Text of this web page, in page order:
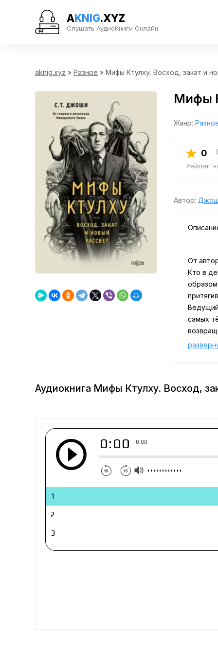
AKNIG.XYZ
Слушать АудиоКниги Онлайн
aknig.xyz » Разное » Мифы Ктулху. Восход, закат и
Мифы
Жанр:
0
Рейтинг
Автор:
От
Кто в
самых
Если
Аудиокнига Мифы Ктулху. Восход,
0:00 0:00
1
2
3
4